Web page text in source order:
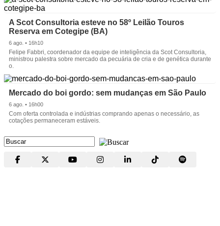
A Scot Consultoria esteve no 58º Leilão Touros
Reserva em Cotegipe (BA)
6 ago. • 16h10
Felipe Fabbri, coordenador da equipe de inteligência da Scot Consultoria,
ministrou palestra sobre mercado da pecuária de cria e de genética durante
o.
Mercado do boi gordo: sem mudanças em São Paulo
6 ago. • 16h00
Com oferta controlada e indústrias comprando apenas o necessário, as
cotações permaneceram estáveis.